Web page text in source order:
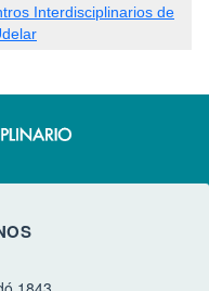
Interdisciplinarios de